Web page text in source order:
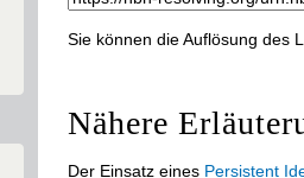
Sie können die Auflösung des
Nähere
Der Einsatz eines Persistent